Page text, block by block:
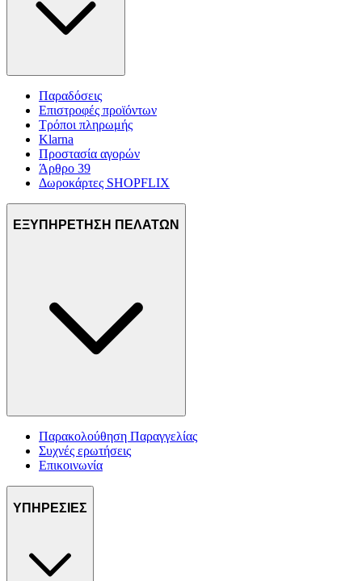
Παραδόσεις
Επιστροφές προϊόντων
Τρόποι πληρωμής
Klarna
Προστασία αγορών
Άρθρο 39
Δωροκάρτες SHOPFLIX
ΕΞΥΠΗΡΕΤΗΣΗ ΠΕΛΑΤΩΝ
Παρακολούθηση Παραγγελίας
Συχνές ερωτήσεις
Επικοινωνία
ΥΠΗΡΕΣΙΕΣ